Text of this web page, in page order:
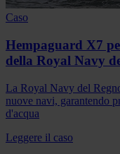
Caso
Hempaguard X7
della Royal Navy
La Royal Navy del
nuove navi, garantendo
d'acqua
Leggere il caso